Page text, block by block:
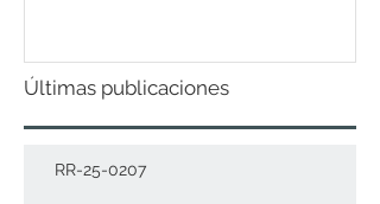
Últimas publicaciones
RR-25-0207